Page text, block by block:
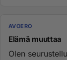
AVOERO
Elämä muuttaa
Olen